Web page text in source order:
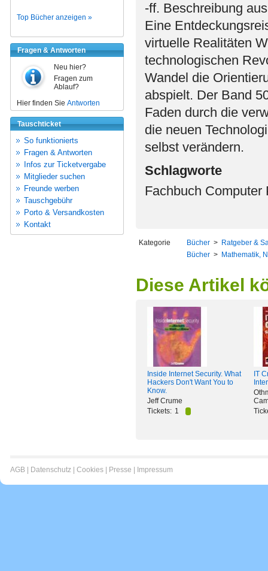
Top Bücher anzeigen »
Fragen & Antworten
Neu hier?
Fragen zum
Ablauf?
Hier finden Sie Antworten
Tauschticket
So funktionierts
Fragen & Antworten
Infos zur Ticketvergabe
Mitglieder suchen
Freunde werben
Tauschgebühr
Porto & Versandkosten
Kontakt
-ff. Beschreibung
Eine
virtuelle Realitäten
technologischen
Wandel die
abspielt. Der Band
Faden durch die
die neuen
selbst verändern.
Schlagworte
Fachbuch Computer
Kategorie Bücher > Ratgeber &
Bücher > Mathematik,
Diese Artikel
Inside Internet Security. What
Hackers Don't Want You to
Know.
Jeff Crume
Tickets: 1
IT
AGB Datenschutz Cookies Presse Impressum